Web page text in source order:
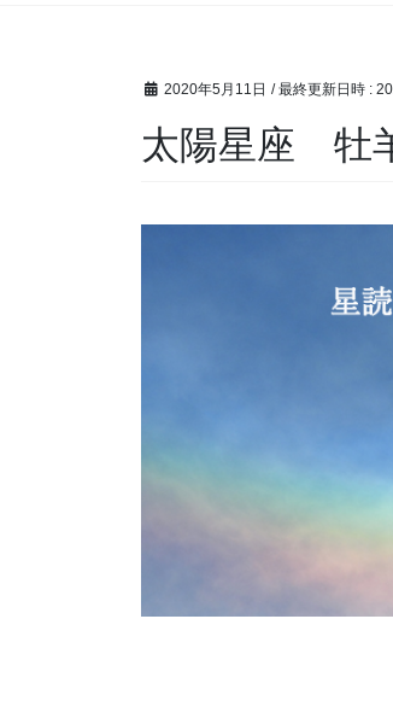
2020年5月11日 / 最終更新日時 :
太陽星座 牡